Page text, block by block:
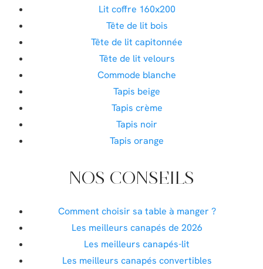
Lit coffre 160x200
Tête de lit bois
Tête de lit capitonnée
Tête de lit velours
Commode blanche
Tapis beige
Tapis crème
Tapis noir
Tapis orange
NOS CONSEILS
Comment choisir sa table à manger ?
Les meilleurs canapés de 2026
Les meilleurs canapés-lit
Les meilleurs canapés convertibles